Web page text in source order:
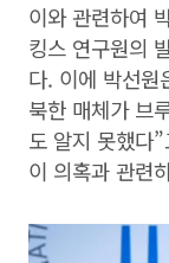
이와 관련하여
킹스 연구원의
다. 이에 박선원
북한 매체가 브
도 알지 못했다
이 의혹과 관련